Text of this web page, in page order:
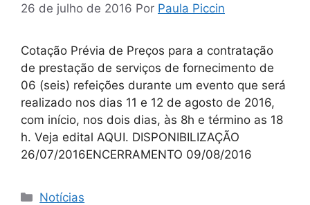
26 de julho de 2016 Por Paula Piccin
Cotação Prévia de Preços para a contratação
de prestação de serviços de fornecimento de
06 (seis) refeições durante um evento que será
realizado nos dias 11 e 12 de agosto de 2016,
com início, nos dois dias, às 8h e término as 18
h. Veja edital AQUI. DISPONIBILIZAÇÃO
26/07/2016ENCERRAMENTO 09/08/2016
Notícias